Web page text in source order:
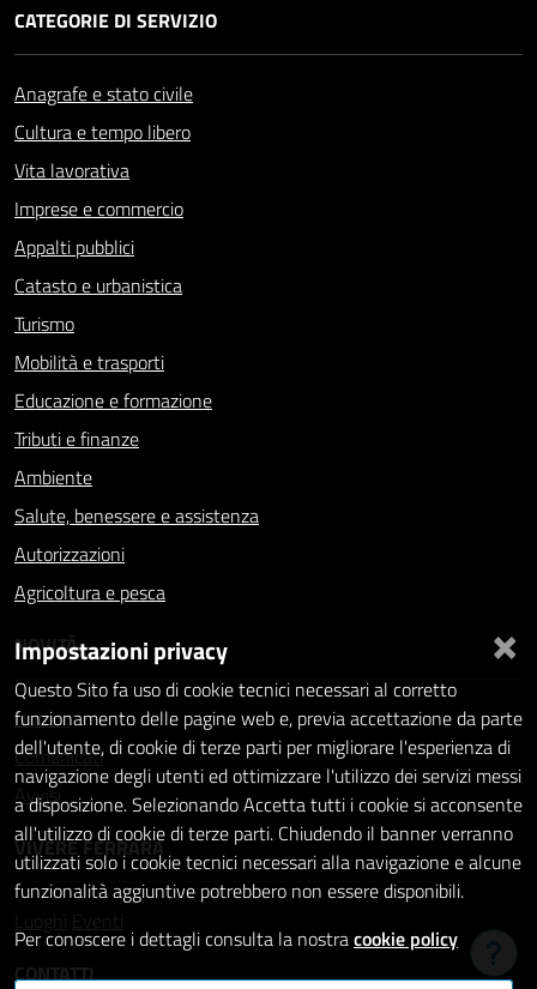
CATEGORIE DI SERVIZIO
Anagrafe e stato civile
Cultura e tempo libero
Vita lavorativa
Imprese e commercio
Appalti pubblici
Catasto e urbanistica
Turismo
Mobilità e trasporti
Educazione e formazione
Tributi e finanze
Ambiente
Salute, benessere e assistenza
Autorizzazioni
Agricoltura e pesca
NOVITÀ
Notizie
Comunicati
Avvisi
VIVERE FERRARA
Luoghi
Eventi
CONTATTI
×
Impostazioni privacy
Questo Sito fa uso di cookie tecnici necessari al corretto
funzionamento delle pagine web e, previa accettazione da parte
dell'utente, di cookie di terze parti per migliorare l'esperienza di
navigazione degli utenti ed ottimizzare l'utilizzo dei servizi messi
a disposizione. Selezionando Accetta tutti i cookie si acconsente
all'utilizzo di cookie di terze parti. Chiudendo il banner verranno
utilizzati solo i cookie tecnici necessari alla navigazione e alcune
funzionalità aggiuntive potrebbero non essere disponibili.
Per conoscere i dettagli consulta la nostracookie policy
Hai